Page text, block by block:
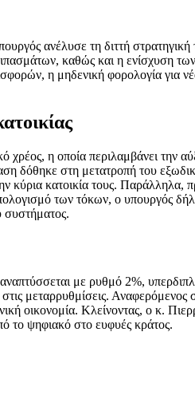
ανέλυσε τη διττή
καθώς και η ενίσχυση
η μηδενική φορολογία για
η οποία περιλαμβάνει
δόθηκε στη μετατροπή του
κύρια κατοικία τους.
των τόκων, ο υπουργός
συστήματος.
με ρυθμό 2%,
μεταρρυθμίσεις. Αναφερόμενος
οικονομία. Κλείνοντας, ο κ.
το ψηφιακό στο ευφυές κράτος.